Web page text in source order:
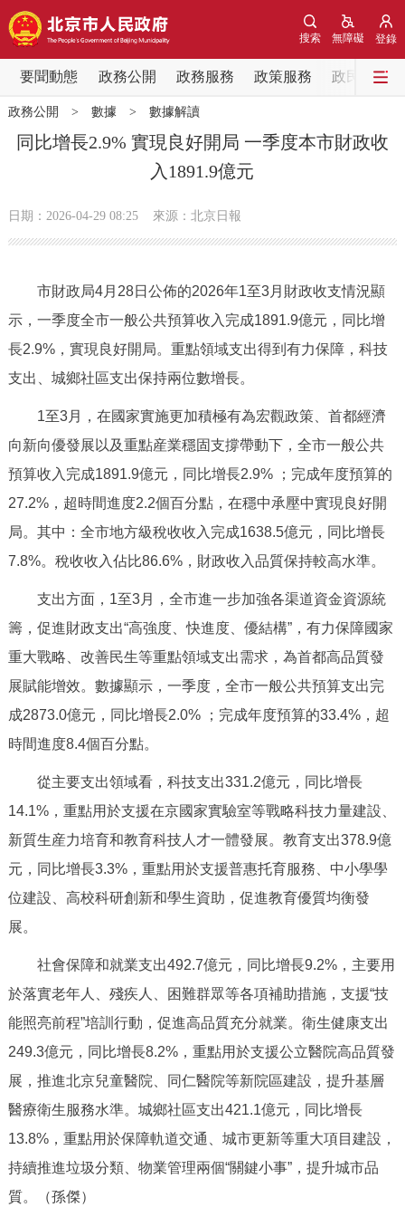
登錄
無障礙
搜索
要聞動態 政務公開 政務服務 政策服務 政民互動
要聞動態
黨中央精神 國務院資訊
會議資訊
市領導 機構職能 政策服務
政策兌現 政策解讀
政務服務
仲介服務 陽光政務
12345網上接訴即辦 我要諮詢 我要建議
參與調查 線上訪談 圖説互動
走進北京
北京概況 十六區概覽 人文北京
多語種
ESPAÑOL العربية PORTUGUÊS
ITALIANO
政務公開 > 數據 > 數據解讀
同比增長2.9% 實現良好開局 一季度本市財政收
入1891.9億元
日期：2026-04-29 08:25 來源：北京日報
市財政局4月28日公佈的2026年1至3月財政收支情況顯
示，一季度全市一般公共預算收入完成1891.9億元，同比增
長2.9%，實現良好開局。重點領域支出得到有力保障，科技
支出、城鄉社區支出保持兩位數增長。
1至3月，在國家實施更加積極有為宏觀政策、首都經濟
向新向優發展以及重點産業穩固支撐帶動下，全市一般公共
預算收入完成1891.9億元，同比增長2.9% ；完成年度預算的
27.2%，超時間進度2.2個百分點，在穩中承壓中實現良好開
局。其中：全市地方級稅收收入完成1638.5億元，同比增長
7.8%。稅收收入佔比86.6%，財政收入品質保持較高水準。
支出方面，1至3月，全市進一步加強各渠道資金資源統
籌，促進財政支出“高強度、快進度、優結構”，有力保障國家
重大戰略、改善民生等重點領域支出需求，為首都高品質發
展賦能增效。數據顯示，一季度，全市一般公共預算支出完
成2873.0億元，同比增長2.0% ；完成年度預算的33.4%，超
時間進度8.4個百分點。
從主要支出領域看，科技支出331.2億元，同比增長
14.1%，重點用於支援在京國家實驗室等戰略科技力量建設、
新質生産力培育和教育科技人才一體發展。教育支出378.9億
元，同比增長3.3%，重點用於支援普惠托育服務、中小學學
位建設、高校科研創新和學生資助，促進教育優質均衡發
展。
社會保障和就業支出492.7億元，同比增長9.2%，主要用
於落實老年人、殘疾人、困難群眾等各項補助措施，支援“技
能照亮前程”培訓行動，促進高品質充分就業。衛生健康支出
249.3億元，同比增長8.2%，重點用於支援公立醫院高品質發
展，推進北京兒童醫院、同仁醫院等新院區建設，提升基層
醫療衛生服務水準。城鄉社區支出421.1億元，同比增長
13.8%，重點用於保障軌道交通、城市更新等重大項目建設，
持續推進垃圾分類、物業管理兩個“關鍵小事”，提升城市品
質。（孫傑）